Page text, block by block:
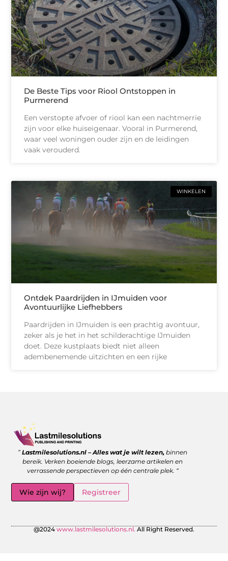
De Beste Tips voor Riool Ontstoppen in
Purmerend
Een verstopte afvoer of riool kan een nachtmerrie
zijn voor elke huiseigenaar. Vooral in Purmerend,
waar veel woningen ouder zijn en de leidingen
vaak verouderd.
WINKELEN
Ontdek Paardrijden in IJmuiden voor
Avontuurlijke Liefhebbers
Paardrijden in IJmuiden is een prachtig avontuur,
zeker als je het in het schilderachtige IJmuiden
doet. Deze kustplaats biedt niet alleen
adembenemende uitzichten en een rijke
”Lastmilesolutions.nl – Alles wat je wilt lezen, binnen
bereik. Verken boeiende blogs, leerzame artikelen en
verrassende perspectieven op één centrale plek. “
Wie zijn wij? Registreer
@2024 www.lastmilesolutions.nl. All Right Reserved.